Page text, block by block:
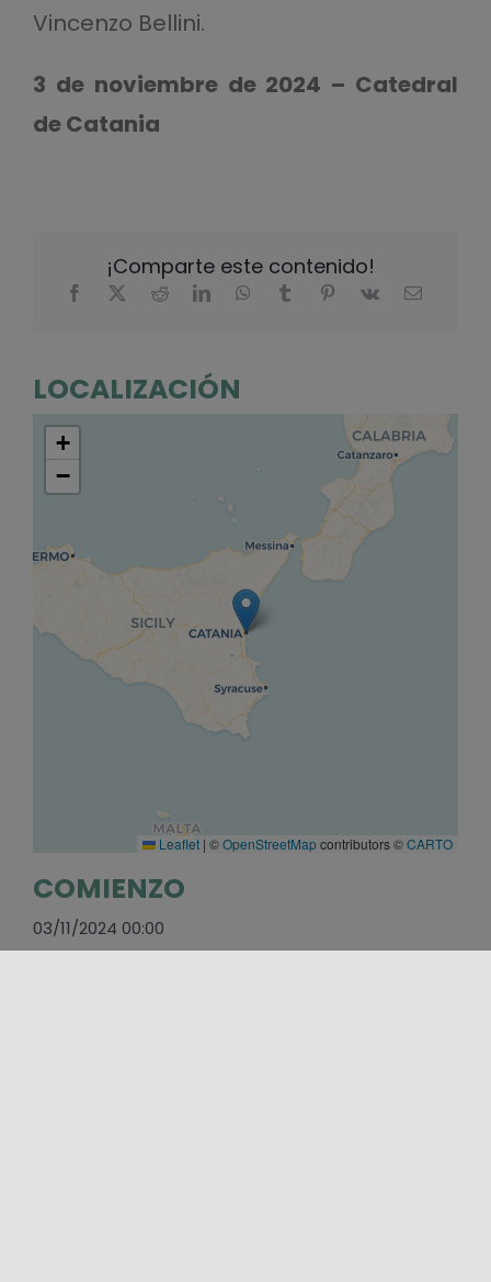
Vincenzo Bellini.
3 de noviembre de 2024 – Catedral
de Catania
¡Comparte este contenido!
LOCALIZACIÓN
+
−
Leaflet | ©OpenStreetMapcontributors ©CARTO
COMIENZO
03/11/2024 00:00